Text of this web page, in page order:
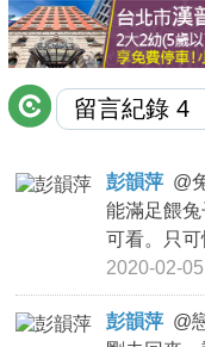
討論區
聯絡我們
APP下載
彭韻萍 @
能滿足餵
可看。只可
2020-02-
彭韻萍 @